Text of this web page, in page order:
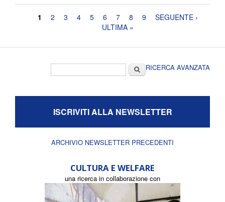
Pagine
1 2 3 4 5 6 7 8 9
SEGUENTE ›
ULTIMA »
CercaRICERCA AVANZATA
ISCRIVITI ALLA NEWSLETTER
ARCHIVIO NEWSLETTER PRECEDENTI
CULTURA E WELFARE
una ricerca in collaborazione con